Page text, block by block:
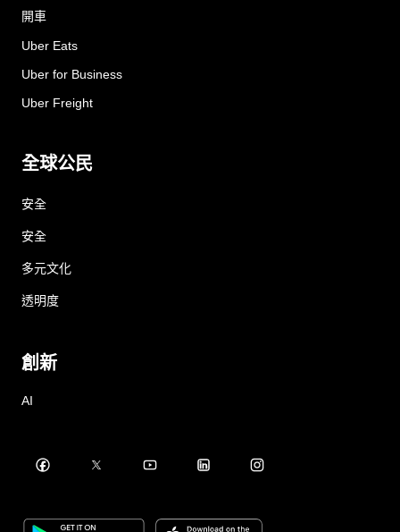
開車
Uber Eats
Uber for Business
Uber Freight
全球公民
安全
安全
多元文化
透明度
創新
AI